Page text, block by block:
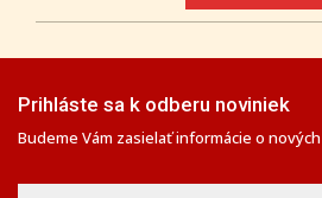
Prihláste sa k odberu noviniek
Budeme Vám zasielať informácie o